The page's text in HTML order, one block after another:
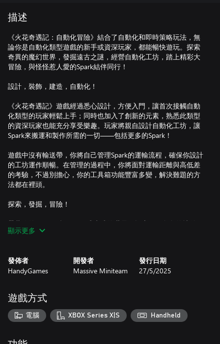
描述
《火花奇遇記：自動化冒險》結合了自動化和即時策略玩法，無
論你是自動化類型遊戲的新手或資深玩家，都能暢快遊玩。探索
奇異的魔幻世界，發掘遠古之謎，經營自動化工坊，踏上精彩大
冒險，與怪怪惹人愛的Spark結伴同行！
設計，裝飾，建造，自動化！
《火花奇遇記》遊戲經過悉心設計，方便入門，讓首次接觸自動
化類型的玩家輕鬆上手；同時也加入了創新的元素，熟悉此類型
的資深玩家也能充分享受樂趣。玩家將親自設計自動化工坊，讓
Spark來搬運和製作所需的一切——包括更多的Spark！
遊戲中沒有輸送帶，你將自己管理Spark的運輸流程，確保你設計
的工坊運作順暢。在管理的過程中，你將面對運輸距離與高低差
的考驗，不過別擔心，你的工具箱功能豐富多變，解決難題的方
法都在裡頭。
探索，發掘，冒險！
帶著你的Spark一起勇闖程式生成的世界！探索形形色色的地貌
時，你將遭遇模樣特殊的敵人，像是兔子頭蜘蛛身的Spunny，還
識帶回家園。
的科技，注入上古祕密智慧，你將為這個世界帶來什麼樣的改變
呢？
顯示更多
發佈者
HandyGames
開發者
Massive Miniteam
發行日期
27/5/2025
遊戲方式
電腦 XBOX Series X|S Handheld